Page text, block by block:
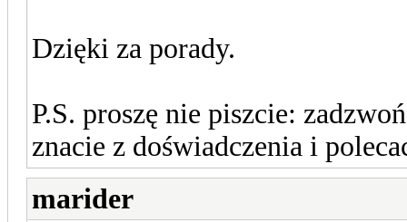
Dzięki za porady.
P.S. proszę nie piszcie:
znacie z doświadczenia i
marider